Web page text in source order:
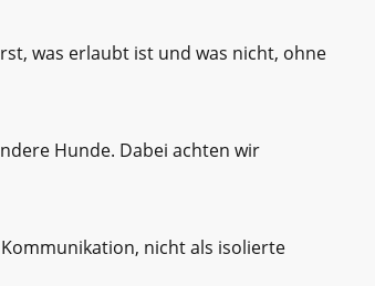
was erlaubt ist und was nicht, ohne
Hunde. Dabei achten wir
Kommunikation, nicht als isolierte